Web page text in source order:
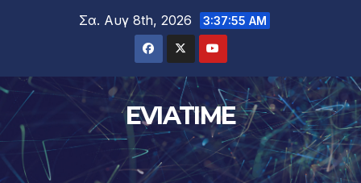
Σα. Αυγ 8th, 2026 3:37:56 AM
EVIATIME